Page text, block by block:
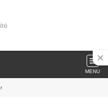
MENU